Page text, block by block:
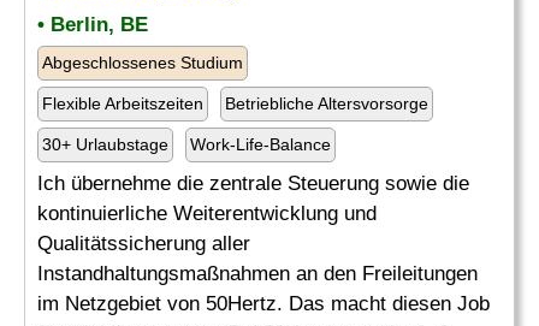
• Berlin, BE
Abgeschlossenes Studium
Flexible Arbeitszeiten Betriebliche Altersvorsorge
30+ Urlaubstage Work-Life-Balance
Ich übernehme die zentrale Steuerung sowie die
kontinuierliche Weiterentwicklung und
Qualitätssicherung aller
Instandhaltungsmaßnahmen an den Freileitungen
im Netzgebiet von 50Hertz. Das macht diesen Job